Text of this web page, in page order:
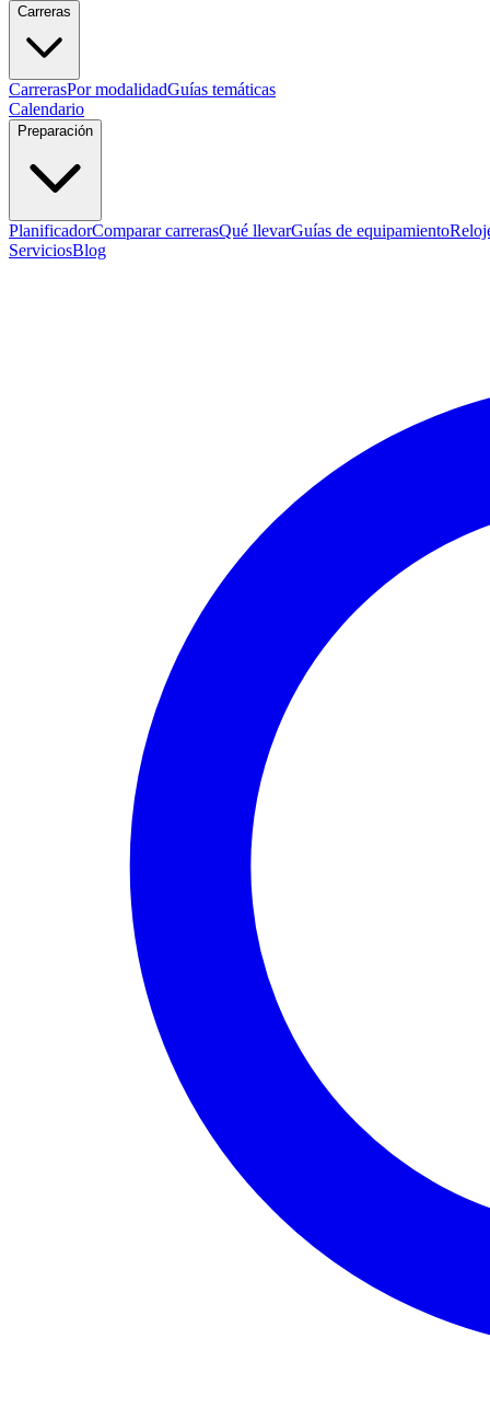
Carreras
CarrerasPor modalidadGuías temáticas
Calendario
Preparación
PlanificadorComparar carrerasQué llevarGuías de equipamiento
ServiciosBlog